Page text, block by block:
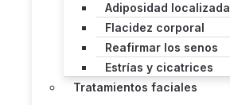
Adiposidad localizada
Flacidez corporal
Reafirmar los senos
Estrías y cicatrices
Tratamientos faciales